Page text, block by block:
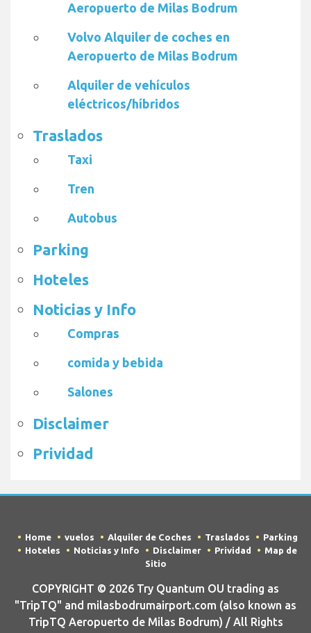
Aeropuerto de Milas Bodrum
Volvo Alquiler de coches en
Aeropuerto de Milas Bodrum
Alquiler de vehículos
eléctricos/híbridos
Traslados
Taxi
Tren
Autobus
Parking
Hoteles
Noticias y Info
Compras
comida y bebida
Salones
Disclaimer
Prividad
Home vuelos Alquiler de Coches Traslados
Parking
Hoteles
Noticias y Info Disclaimer Prividad
Map de
Sitio
COPYRIGHT © 2026 Try Quantum OU trading as
"TripTQ" and milasbodrumairport.com (also known as
TripTQ Aeropuerto de Milas Bodrum) / All Rights